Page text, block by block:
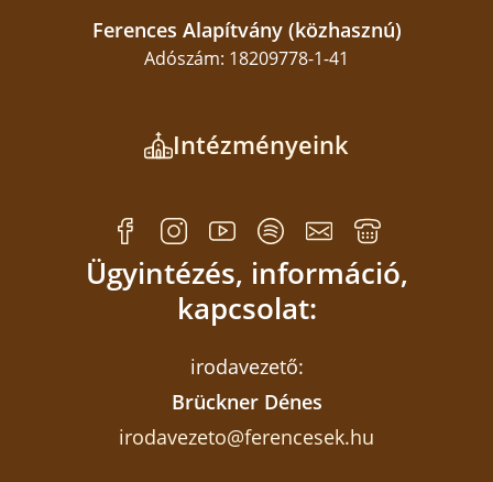
Ferences Alapítvány (közhasznú)
Adószám: 18209778-1-41
Intézményeink
Ügyintézés, információ,
kapcsolat:
irodavezető:
Brückner Dénes
irodavezeto@ferencesek.hu